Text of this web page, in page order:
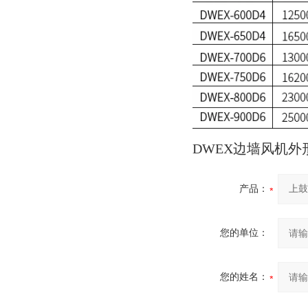
DWEX边墙风机外
产品：
您的单位：
您的姓名：